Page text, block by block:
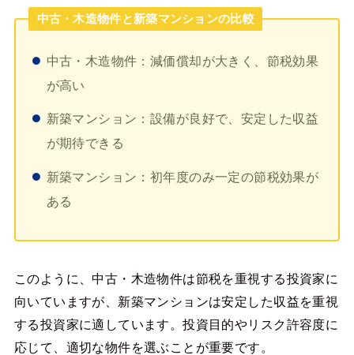
中古・木造物件と新築マンションの比較
中古・木造物件：減価償却が大きく、節税効果
が高い
新築マンション：設備が良好で、安定した収益
が期待できる
新築マンション：初年度のみ一定の節税効果が
ある
このように、中古・木造物件は節税を重視する投資家に
向いていますが、新築マンションは安定した収益を重視
する投資家に適しています。投資目的やリスク許容度に
応じて、適切な物件を選ぶことが重要です。